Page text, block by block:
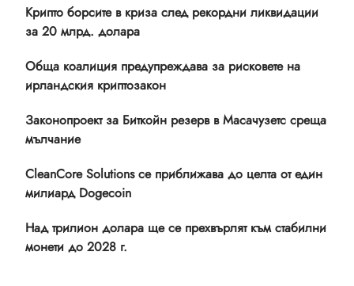
Крипто борсите в криза след рекордни ликвидации
за 20 млрд. долара
Обща коалиция предупреждава за рисковете на
ирландския криптозакон
Законопроект за Биткойн резерв в Масачузетс среща
мълчание
CleanCore Solutions се приближава до целта от един
милиард Dogecoin
Над трилион долара ще се прехвърлят към стабилни
монети до 2028 г.